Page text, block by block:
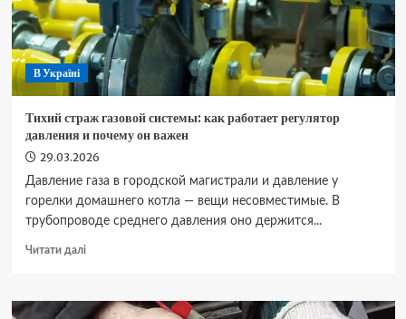
В Україні
Тихий страж газовой системы: как работает регулятор
давления и почему он важен
29.03.2026
Давление газа в городской магистрали и давление у
горелки домашнего котла — вещи несовместимые. В
трубопроводе среднего давления оно держится...
Читати даліДокладніше
страж
газовой